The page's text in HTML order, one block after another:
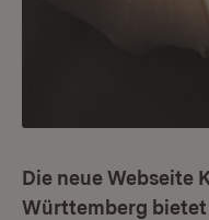
Die neue Webseite
Württemberg bietet